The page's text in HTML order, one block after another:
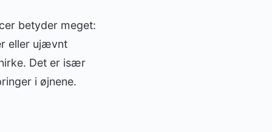
betyder meget:
eller ujævnt
Det er især
i øjnene.